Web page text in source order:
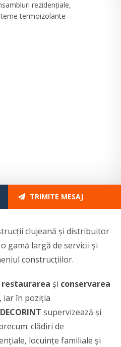
TRIMITE MESAJ
clujeană și distribuitor
gamă largă de servicii și
construcțiilor.
restaurarea și conservarea
, iar în poziția
DECORINT supervizează și
clădiri de
locuințe familiale și